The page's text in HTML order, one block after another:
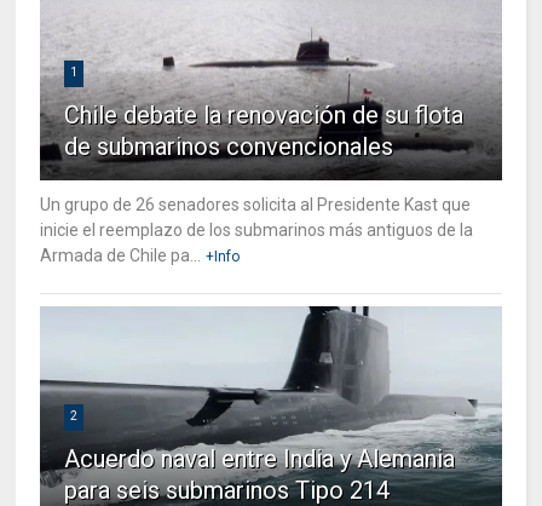
1
Chile debate la renovación de su flota
de submarinos convencionales
Un grupo de 26 senadores solicita al Presidente Kast que
inicie el reemplazo de los submarinos más antiguos de la
Armada de Chile pa...
+Info
2
Acuerdo naval entre India y Alemania
para seis submarinos Tipo 214